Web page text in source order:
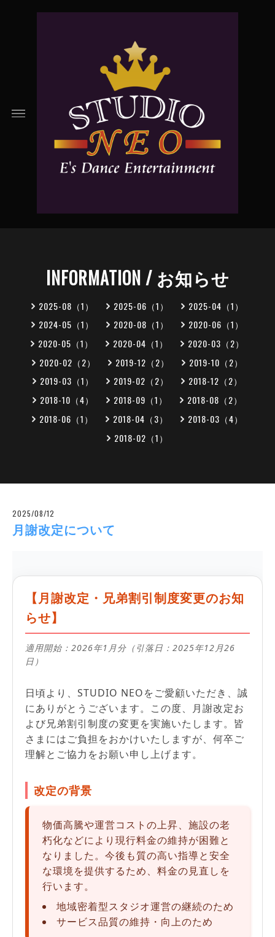
INFORMATION / お知らせ
2025-08（1） 2025-06（1）
2025-04（1）
2024-05（1）
2020-08（1）
2020-06（1）
2020-05（1）
2020-04（1）
2020-03（2）
2020-02（2）
2019-12（2）
2019-10（2）
2019-03（1）
2019-02（2）
2018-12（2）
2018-10（4）
2018-09（1）
2018-08（2）
2018-06（1）
2018-04（3）
2018-03（4）
2018-02（1）
2025/08/12
月謝改定について
【月謝改定・兄弟割引制度変更のお知
らせ】
適用開始：2026年1月分（引落日：2025年12月26
日）
日頃より、STUDIO NEOをご愛顧いただき、誠
にありがとうございます。この度、月謝改定お
よび兄弟割引制度の変更を実施いたします。皆
さまにはご負担をおかけいたしますが、何卒ご
理解とご協力をお願い申し上げます。
改定の背景
物価高騰や運営コストの上昇、施設の老
朽化などにより現行料金の維持が困難と
なりました。今後も質の高い指導と安全
な環境を提供するため、料金の見直しを
行います。
地域密着型スタジオ運営の継続のため
サービス品質の維持・向上のため